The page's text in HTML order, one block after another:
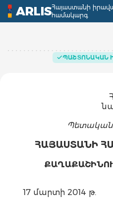
ARLISՀայաստանի
համակարգ
ՊԱՇՏՈՆԱԿԱՆ
Պետական
ՀԱՅԱՍՏԱՆԻ
17 մարտի 2014 թ.